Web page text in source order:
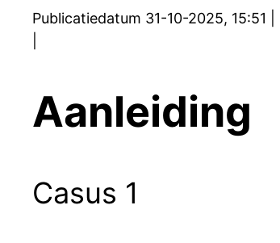
Publicatiedatum 31-10-2025, 15:51
Aanleiding
Casus 1